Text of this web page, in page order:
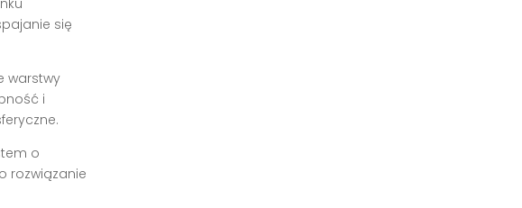
się
warstwy
i
o
rozwiązanie